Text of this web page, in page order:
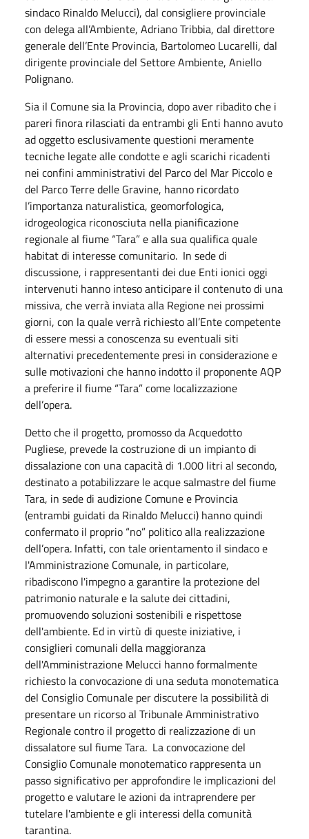
sindaco Rinaldo Melucci), dal consigliere provinciale
con delega all’Ambiente, Adriano Tribbia, dal direttore
generale dell’Ente Provincia, Bartolomeo Lucarelli, dal
dirigente provinciale del Settore Ambiente, Aniello
Polignano.
Sia il Comune sia la Provincia, dopo aver ribadito che i
pareri finora rilasciati da entrambi gli Enti hanno avuto
ad oggetto esclusivamente questioni meramente
tecniche legate alle condotte e agli scarichi ricadenti
nei confini amministrativi del Parco del Mar Piccolo e
del Parco Terre delle Gravine, hanno ricordato
l’importanza naturalistica, geomorfologica,
idrogeologica riconosciuta nella pianificazione
regionale al fiume “Tara” e alla sua qualifica quale
habitat di interesse comunitario. In sede di
discussione, i rappresentanti dei due Enti ionici oggi
intervenuti hanno inteso anticipare il contenuto di una
missiva, che verrà inviata alla Regione nei prossimi
giorni, con la quale verrà richiesto all’Ente competente
di essere messi a conoscenza su eventuali siti
alternativi precedentemente presi in considerazione e
sulle motivazioni che hanno indotto il proponente AQP
a preferire il fiume “Tara” come localizzazione
dell’opera.
Detto che il progetto, promosso da Acquedotto
Pugliese, prevede la costruzione di un impianto di
dissalazione con una capacità di 1.000 litri al secondo,
destinato a potabilizzare le acque salmastre del fiume
Tara, in sede di audizione Comune e Provincia
(entrambi guidati da Rinaldo Melucci) hanno quindi
confermato il proprio “no” politico alla realizzazione
dell’opera. Infatti, con tale orientamento il sindaco e
l'Amministrazione Comunale, in particolare,
ribadiscono l'impegno a garantire la protezione del
patrimonio naturale e la salute dei cittadini,
promuovendo soluzioni sostenibili e rispettose
dell'ambiente. Ed in virtù di queste iniziative, i
consiglieri comunali della maggioranza
dell'Amministrazione Melucci hanno formalmente
richiesto la convocazione di una seduta monotematica
del Consiglio Comunale per discutere la possibilità di
presentare un ricorso al Tribunale Amministrativo
Regionale contro il progetto di realizzazione di un
dissalatore sul fiume Tara. La convocazione del
Consiglio Comunale monotematico rappresenta un
passo significativo per approfondire le implicazioni del
progetto e valutare le azioni da intraprendere per
tutelare l'ambiente e gli interessi della comunità
tarantina.